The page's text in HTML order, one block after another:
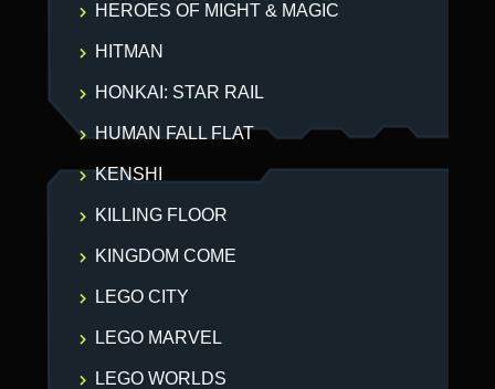
HEROES OF MIGHT & MAGIC
HITMAN
HONKAI: STAR RAIL
HUMAN FALL FLAT
KENSHI
KILLING FLOOR
KINGDOM COME
LEGO CITY
LEGO MARVEL
LEGO WORLDS